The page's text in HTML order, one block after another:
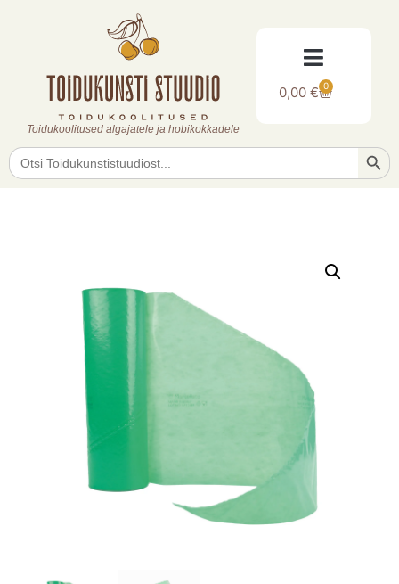
Toidukoolitused algajatele ja hobikokkadele
0,00€ 0
Search
for: